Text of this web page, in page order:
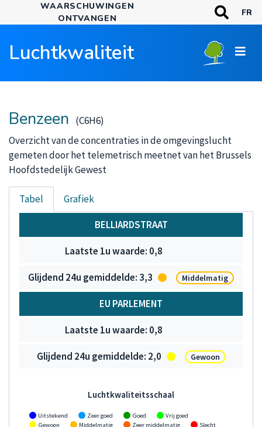
Overslaan
en
de
gaan
WAARSCHUWINGEN
ONTVANGEN
Zoeken
FR
Luchtkwaliteit
Benzeen (C6H6)
Overzicht van de concentraties in de omgevingslucht
gemeten door het telemetrisch meetnet van het Brussels
Hoofdstedelijk Gewest
Tabel
Grafiek
BELLIARDSTRAAT
0,8
3,3 Middelmatig
EU PARLEMENT
0,8
2,0 Gewoon
Luchtkwaliteitsschaal
Uitstekend Zeer goed Goed
Vrij goed
Gewoon
Middelmatig Zeer middelmatig
Slecht